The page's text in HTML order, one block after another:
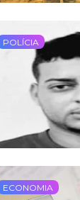
POLÍCIA
ECONOMIA